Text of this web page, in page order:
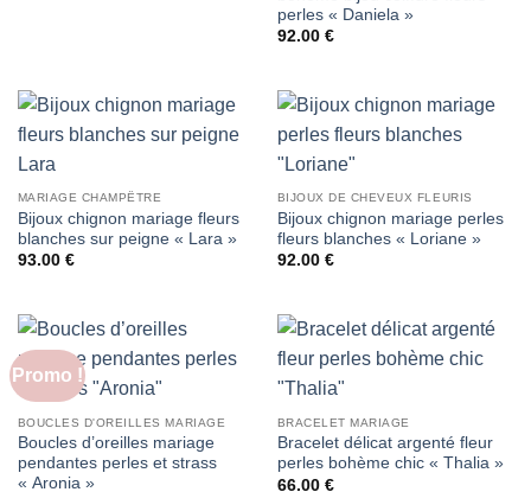
perles « Daniela »
92.00 €
MARIAGE CHAMPÊTRE
Bijoux chignon mariage fleurs
blanches sur peigne « Lara »
93.00 €
BIJOUX DE CHEVEUX FLEURIS
Bijoux chignon mariage perles
fleurs blanches « Loriane »
92.00 €
Promo !
BOUCLES D'OREILLES MARIAGE
Boucles d’oreilles mariage
pendantes perles et strass
« Aronia »
BRACELET MARIAGE
Bracelet délicat argenté fleur
perles bohème chic « Thalia »
66.00 €